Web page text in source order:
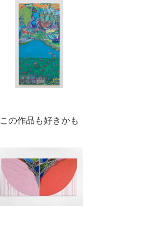
この作品も好きかも